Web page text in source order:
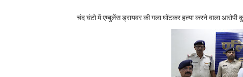
कटनी- पुरवार कन्या विद्यालय बालाजी
'सांड पर सवार' युवक का वीडियो हुआ
कटनी- चंद घंटो में एम्बुलेंस ड्रायवर की
चंद घंटो में एम्बुलेंस ड्रायवर की गला घोंटकर हत्या करने वाला आरोपी